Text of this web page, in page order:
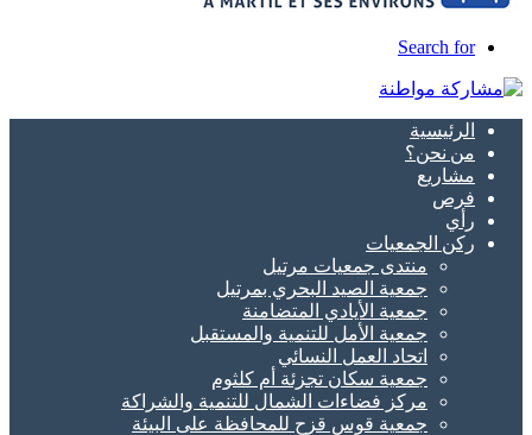
Search for
الرئيسية
من نحن؟
مشاريع
فرص
رأي
ركن الجمعيات
منتدى جمعيات مرتيل
جمعية الصيد البحري بمرتيل
جمعية الأيادي المتضامنة
جمعية الأمل للتنمية والمستقبل
اتحاد العمل النسائي
جمعية سكان تجزئة أم كلثوم
مركز فضاءات الشمال للتنمية والشراكة
جمعية قوس قزح للمحافظة على البيئة